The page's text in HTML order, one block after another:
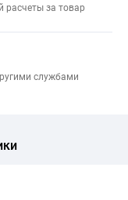
расчеты за товар
службами